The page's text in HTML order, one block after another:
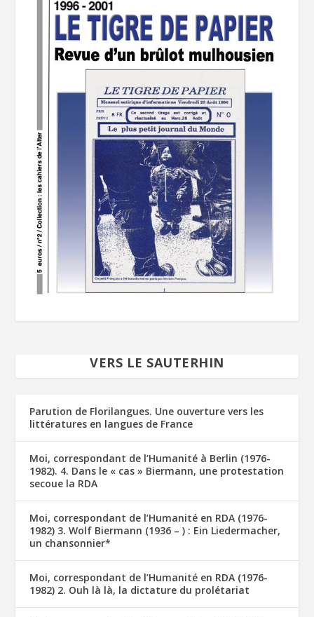
VERS LE SAUTERHIN
Parution de Florilangues. Une ouverture vers les
littératures en langues de France
Moi, correspondant de l’Humanité à Berlin (1976-
1982). 4. Dans le « cas » Biermann, une protestation
secoue la RDA
Moi, correspondant de l’Humanité en RDA (1976-
1982) 3. Wolf Biermann (1936 – ) : Ein Liedermacher,
un chansonnier*
Moi, correspondant de l’Humanité en RDA (1976-
1982) 2. Ouh là là, la dictature du prolétariat